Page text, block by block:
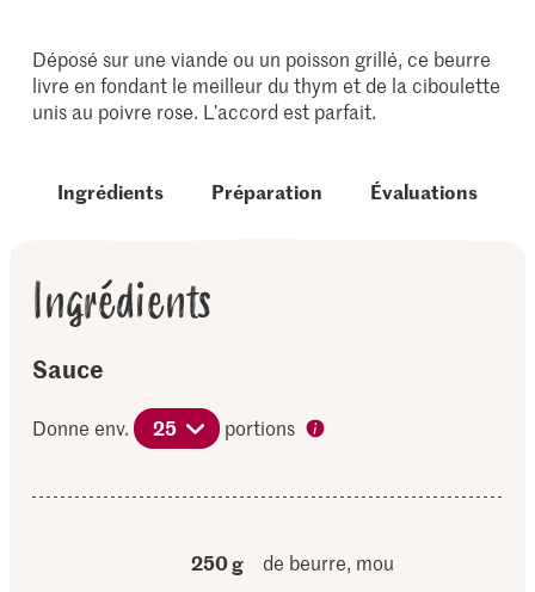
Déposé sur une viande ou un poisson grillé, ce beurre
livre en fondant le meilleur du thym et de la ciboulette
unis au poivre rose. L’accord est parfait.
Ingrédients Préparation Évaluations
Ingrédients
Sauce
Donne env. 25 portions
250 g
de beurre, mou